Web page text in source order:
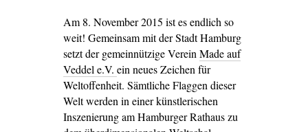
Am 8. November 2015 ist es endlich so
weit! Gemeinsam mit der Stadt Hamburg
setzt der gemeinnützige Verein Made auf
Veddel e.V. ein neues Zeichen für
Weltoffenheit. Sämtliche Flaggen dieser
Welt werden in einer künstlerischen
Inszenierung am Hamburger Rathaus zu